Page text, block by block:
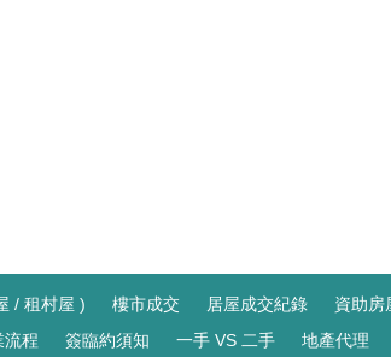
/ 租村屋 ) 樓市成交 居屋成交紀錄 資助房
流程 簽臨約須知 一手 VS 二手 地產代理